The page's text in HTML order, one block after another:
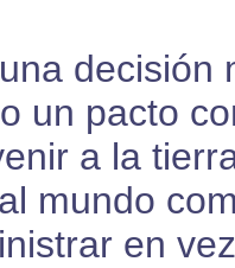
decisión
un pacto
a la
mundo
en